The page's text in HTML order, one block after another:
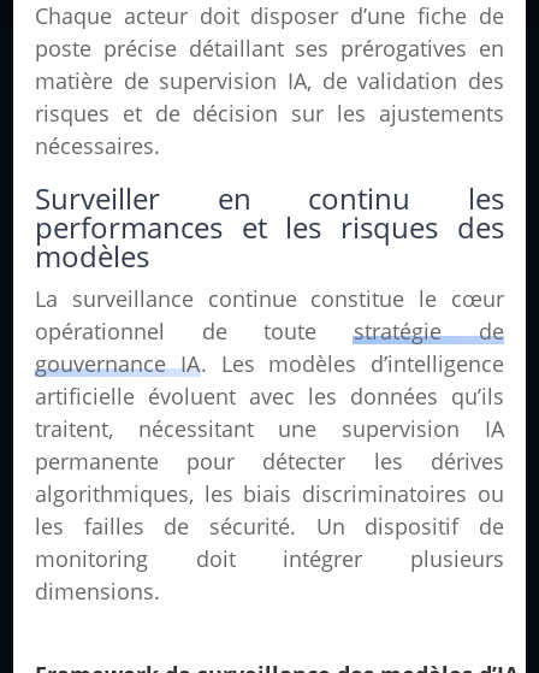
Chaque acteur doit disposer d’une fiche de
poste précise détaillant ses prérogatives en
matière de supervision IA, de validation des
risques et de décision sur les ajustements
nécessaires.
Surveiller en continu les
performances et les risques des
modèles
La surveillance continue constitue le cœur
opérationnel de toute stratégie de
gouvernance IA. Les modèles d’intelligence
artificielle évoluent avec les données qu’ils
traitent, nécessitant une supervision IA
permanente pour détecter les dérives
algorithmiques, les biais discriminatoires ou
les failles de sécurité. Un dispositif de
monitoring doit intégrer plusieurs
dimensions.